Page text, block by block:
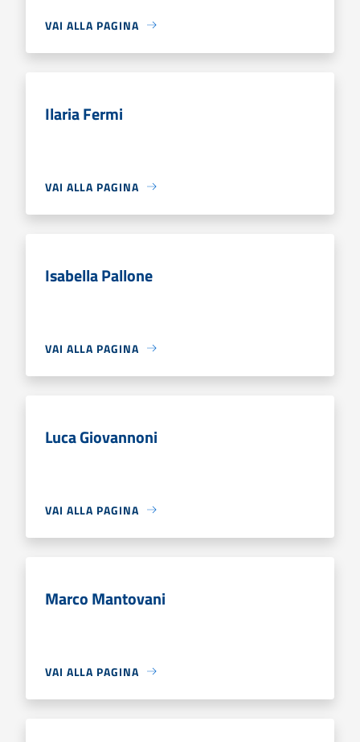
VAI ALLA PAGINA
Ilaria Fermi
VAI ALLA PAGINA
Isabella Pallone
VAI ALLA PAGINA
Luca Giovannoni
VAI ALLA PAGINA
Marco Mantovani
VAI ALLA PAGINA